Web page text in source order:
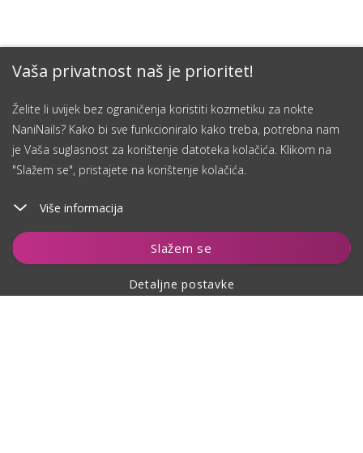
Vaša privatnost naš je prioritet!
Želite li uvijek bez ograničenja koristiti kozmetiku za nokte
NaniNails? Kako bi sve funkcioniralo kako treba, potrebna nam
je Vaša suglasnost za korištenje datoteka kolačića. Klikom na
"Slažem se", pristajete na korištenje kolačića.
Više informacija
Slažem se
Detaljne postavke
Dodaj u košaricu